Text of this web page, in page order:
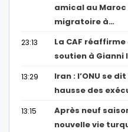
amical au
migratoire à…
23:13
La CAF réaffirme
soutien à Gianni
13:29
Iran : l’ONU se
hausse des
13:15
Après neuf
nouvelle vie